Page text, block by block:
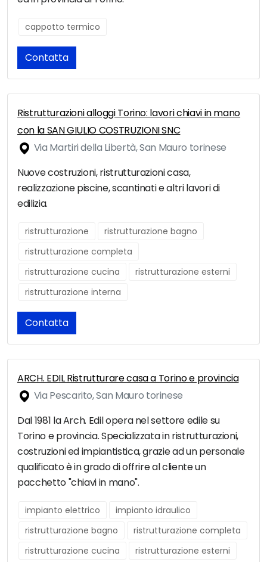
cappotto termico
Contatta
Ristrutturazioni alloggi Torino: lavori chiavi in mano
con la SAN GIULIO COSTRUZIONI SNC
Via Martiri della Libertà, San Mauro torinese
Nuove costruzioni, ristrutturazioni casa,
realizzazione piscine, scantinati e altri lavori di
edilizia.
ristrutturazione
ristrutturazione bagno
ristrutturazione completa
ristrutturazione cucina
ristrutturazione esterni
ristrutturazione interna
Contatta
ARCH. EDIL Ristrutturare casa a Torino e provincia
Via Pescarito, San Mauro torinese
Dal 1981 la Arch. Edil opera nel settore edile su
Torino e provincia. Specializzata in ristrutturazioni,
costruzioni ed impiantistica, grazie ad un personale
qualificato è in grado di offrire al cliente un
pacchetto "chiavi in mano".
impianto elettrico
impianto idraulico
ristrutturazione bagno
ristrutturazione completa
ristrutturazione cucina
ristrutturazione esterni